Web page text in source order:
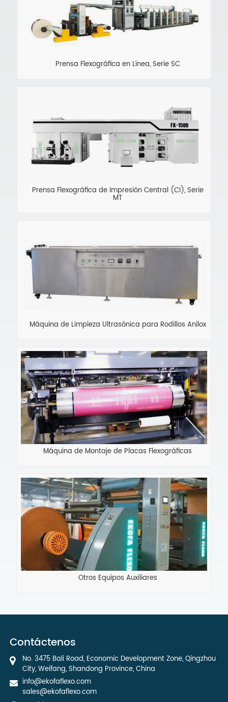
Prensa Flexográfica en Línea, Serie SC
Prensa Flexográfica de Impresión Central (CI), Serie
MT
Máquina de Limpieza Ultrasónica para Rodillos Anilox
Máquina de Montaje de Placas Flexográficas
Otros Equipos Auxiliares
Contáctenos
No. 3475 Bali Road, Economic Development Zone, Qingzhou
City, Weifang, Shandong Province, China
info@ekofaflexo.com
sales@ekofaflexo.com